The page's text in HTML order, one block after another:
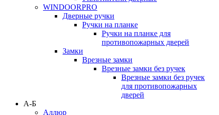
WINDOORPRO
Дверные ручки
Ручки на планке
Ручки на планке для
противопожарных дверей
Замки
Врезные замки
Врезные замки без ручек
Врезные замки без ручек
для противопожарных
дверей
А-Б
Аллюр